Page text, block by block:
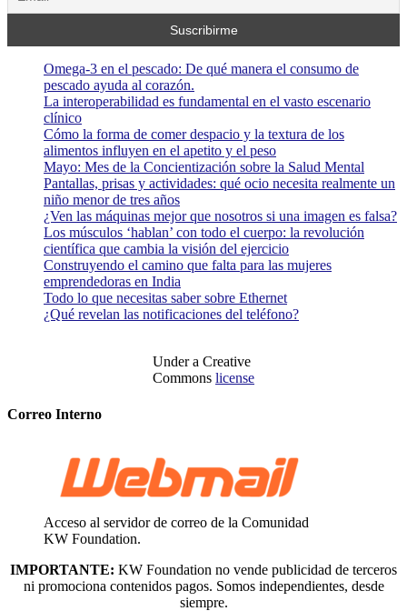
Omega-3 en el pescado: De qué manera el consumo de
pescado ayuda al corazón.
La interoperabilidad es fundamental en el vasto escenario
clínico
Cómo la forma de comer despacio y la textura de los
alimentos influyen en el apetito y el peso
Mayo: Mes de la Concientización sobre la Salud Mental
Pantallas, prisas y actividades: qué ocio necesita realmente un
niño menor de tres años
¿Ven las máquinas mejor que nosotros si una imagen es falsa?
Los músculos ‘hablan’ con todo el cuerpo: la revolución
científica que cambia la visión del ejercicio
Construyendo el camino que falta para las mujeres
emprendedoras en India
Todo lo que necesitas saber sobre Ethernet
¿Qué revelan las notificaciones del teléfono?
Under a Creative
Commons license
Correo Interno
Acceso al servidor de correo de la Comunidad
KW Foundation.
IMPORTANTE: KW Foundation no vende publicidad de terceros
ni promociona contenidos pagos. Somos independientes, desde
siempre.